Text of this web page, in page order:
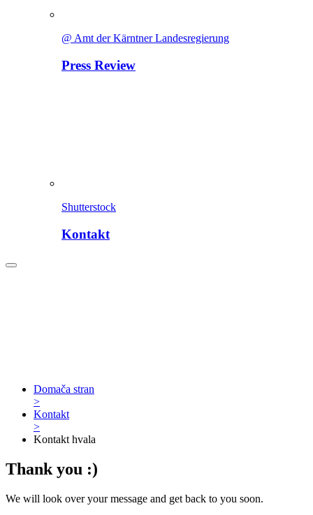
@ Amt der Kärntner Landesregierung
Press Review
Shutterstock
Kontakt
Domača stran
>
Kontakt
>
Kontakt hvala
Thank you :)
We will look over your message and get back to you soon.